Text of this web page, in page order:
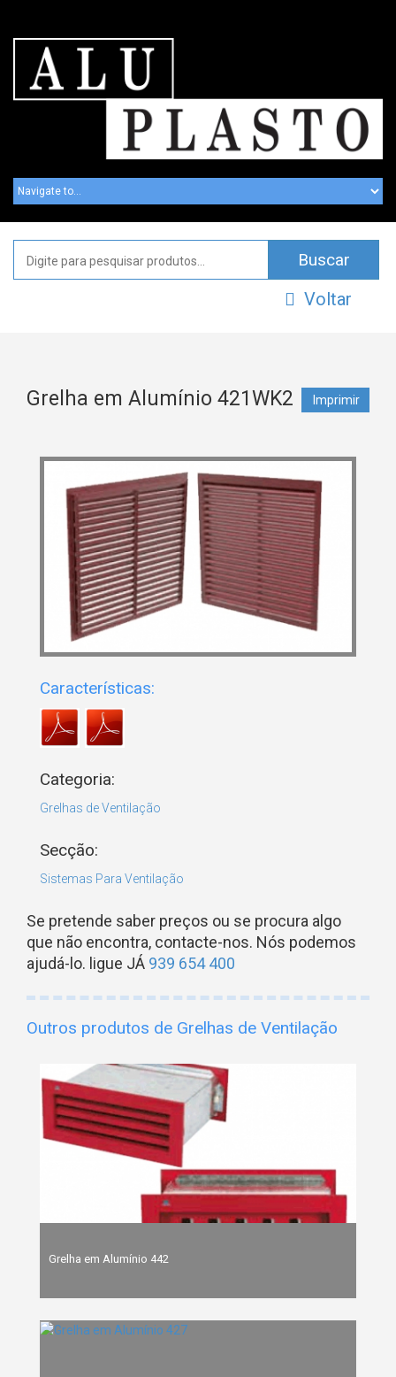
Voltar
Grelha em Alumínio 421WK2 Imprimir
Características:
Categoria:
Grelhas de Ventilação
Secção:
Sistemas Para Ventilação
Se pretende saber preços ou se procura algo
que não encontra, contacte-nos. Nós podemos
ajudá-lo. ligue JÁ 939 654 400
Outros produtos de Grelhas de Ventilação
Grelha em Alumínio 442